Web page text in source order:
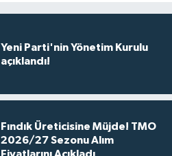
Yeni Parti'nin Yönetim Kurulu
açıklandı!
Fındık Üreticisine Müjde! TMO
2026/27 Sezonu Alım